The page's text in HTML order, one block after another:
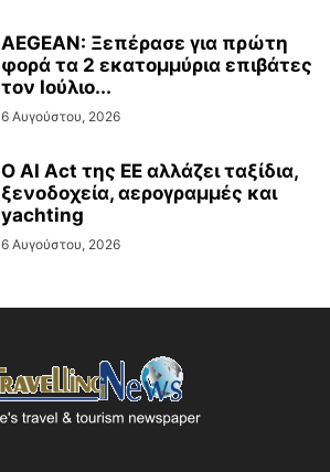
AEGEAN: Ξεπέρασε για πρώτη
φορά τα 2 εκατομμύρια επιβάτες
τον Ιούλιο...
6 Αυγούστου, 2026
Ο AI Act της ΕΕ αλλάζει ταξίδια,
ξενοδοχεία, αερογραμμές και
yachting
6 Αυγούστου, 2026